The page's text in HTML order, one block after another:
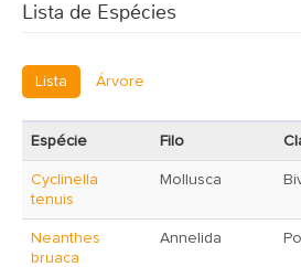
Lista de Espécies
Lista Árvore
Espécie Filo
Cyclinella
tenuis
Mollusca
Neanthes
bruaca
Annelida